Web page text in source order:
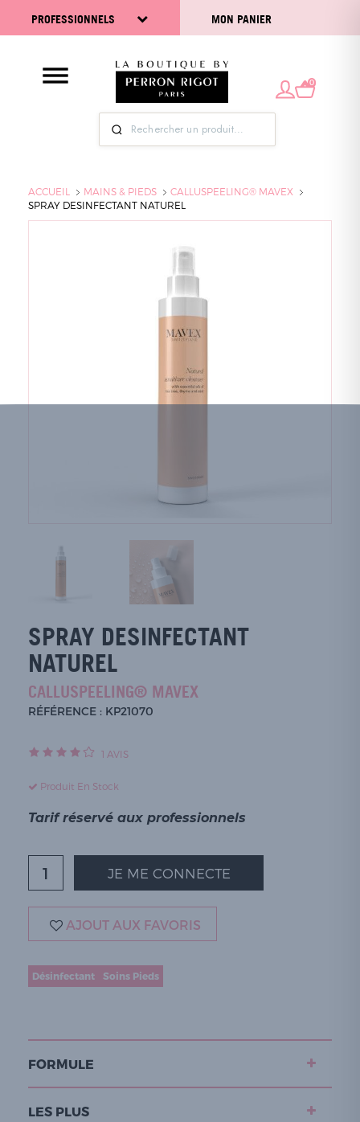
PROFESSIONNELS MON PANIER
0
ACCUEIL MAINS & PIEDS
CALLUSPEELING® MAVEX
SPRAY DESINFECTANT NATUREL
SPRAY DESINFECTANT
NATUREL
CALLUSPEELING® MAVEX
RÉFÉRENCE : KP21070
1 AVIS
Produit En Stock
Tarif réservé aux professionnels
JE ME CONNECTE
AJOUT AUX FAVORIS
Désinfectant Soins Pieds
FORMULE
LES PLUS